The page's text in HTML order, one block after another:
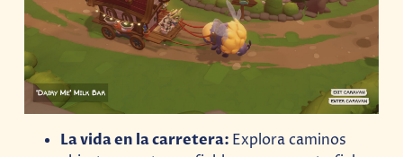
La vida en la carretera: Explora caminos